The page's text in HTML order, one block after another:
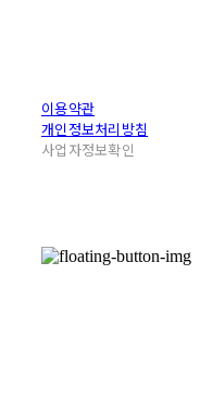
이용약관
개인정보처리방침
사업자정보확인